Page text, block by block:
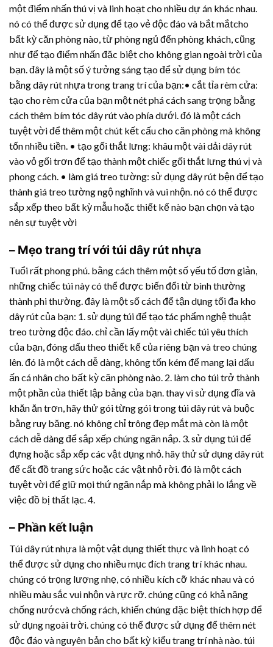
một điểm nhấn thú vị và linh hoạt cho nhiều dự án khác nhau.
nó có thể được sử dụng để tạo vẻ độc đáo và bắt mắtcho
bất kỳ căn phòng nào, từ phòng ngủ đến phòng khách, cũng
như để tạo điểm nhấn đặc biệt cho không gian ngoài trời của
bạn. đây là một số ý tưởng sáng tạo để sử dụng bím tóc
bằngdây rút nhựatrong trang trí của bạn:• cắt tỉa rèm cửa:
tạo cho rèm cửa của bạn một nét phá cách sang trọng bằng
cách thêm bím tóc dây rút vào phía dưới. đó là một cách
tuyệt vời để thêm một chút kết cấu cho căn phòng mà không
tốn nhiều tiền. • tạo gối thắt lưng: khâu một vài dải dây rút
vào vỏ gối trơn để tạo thành một chiếc gối thắt lưng thú vị và
phong cách. • làm giá treo tường: sử dụng dây rút bện để tạo
thành giá treo tường ngộ nghĩnh và vui nhộn. nó có thể được
sắp xếp theo bất kỳ mẫu hoặc thiết kế nào bạn chọn và tạo
nên sự tuyệt vời
– Mẹo trang trí với túi dây rút nhựa
Tuổi rất phong phú. bằng cách thêm một số yếu tố đơn giản,
những chiếc túi này có thể được biến đổi từ bình thường
thành phi thường. đây là một số cách để tận dụng tối đa kho
dây rút của bạn: 1. sử dụng túi để tạo tác phẩm nghệ thuật
treo tường độc đáo. chỉ cần lấy một vài chiếc túi yêu thích
của bạn, đóng dấu theo thiết kế của riêng bạn và treo chúng
lên. đó là một cách dễ dàng, không tốn kém để mang lại dấu
ấn cá nhân cho bất kỳ căn phòng nào. 2. làm cho túi trở thành
một phần của thiết lập bảng của bạn. thay vì sử dụng đĩa và
khăn ăn trơn, hãy thử gói từng gói trong túi dây rút và buộc
bằng ruy băng. nó không chỉ trông đẹp mắt mà còn là một
cách dễ dàng để sắp xếp chúng ngăn nắp. 3. sử dụng túi để
đựng hoặc sắp xếp các vật dụng nhỏ. hãy thử sử dụng dây rút
để cất đồ trang sức hoặc các vật nhỏ rời. đó là một cách
tuyệt vời để giữ mọi thứ ngăn nắp mà không phải lo lắng về
việc đồ bị thất lạc. 4.
– Phần kết luận
Túidây rút nhựa là một vật dụng thiết thực và linh hoạt có
thể được sử dụng cho nhiều mục đích trang trí khác nhau.
chúng có trọng lượng nhẹ, có nhiều kích cỡ khác nhau và có
nhiều màu sắc vui nhộn và rực rỡ. chúng cũng có khả năng
chống nướcvà chống rách, khiến chúng đặc biệt thích hợp để
sử dụng ngoài trời. chúng có thể được sử dụng để thêm nét
độc đáo và nguyên bản cho bất kỳ kiểu trang trí nhà nào. túi